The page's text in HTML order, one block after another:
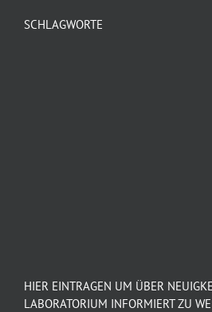
SCHLAGWORTE
HIER EINTRAGEN UM ÜBER
LABORATORIUM INFORMIERT ZU